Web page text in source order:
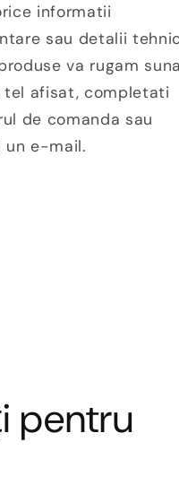
informatii
sau detalii
va rugam
tel afisat, completati
de comanda sau
e-mail.
pentru